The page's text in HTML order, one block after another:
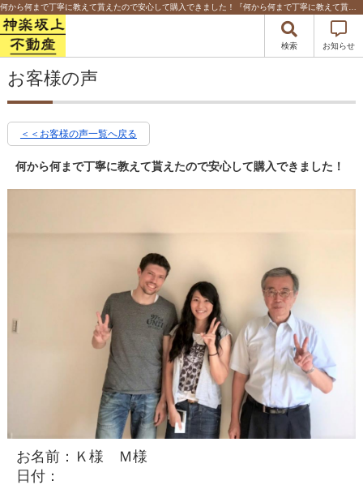
検索 お知らせ
お客様の声
＜＜お客様の声一覧へ戻る
何から何まで丁寧に教えて貰えたので安心して購入できました！
お名前：Ｋ様 Ｍ様
日付：